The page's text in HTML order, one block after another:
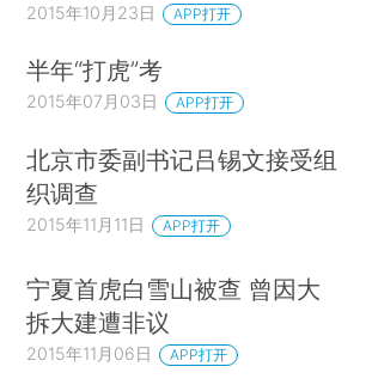
2015年10月23日 APP打开
半年“打虎”考
2015年07月03日 APP打开
北京市委副书记吕锡文接受组
织调查
2015年11月11日 APP打开
宁夏首虎白雪山被查 曾因大
拆大建遭非议
2015年11月06日 APP打开